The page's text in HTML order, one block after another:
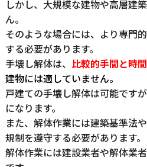
しかし、大規模な建物や高層建
ん。
そのような場合には、より専門
する必要があります。
手壊し解体は、 比較的手間と時
建物には適していません。
戸建ての手壊し解体は可能です
になります。
また、解体作業には建築基準法
規制を遵守する必要があります。
解体作業には建設業者や解体業